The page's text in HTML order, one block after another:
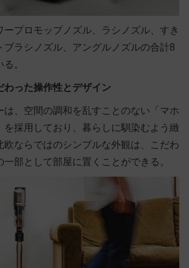
プロモップノズル、ラシノズル、すき
ブラシノズル、アングルノズルの合計8
。
わった操作性とデザイン
は、空間の調和を乱すことのない「マホ
を採用しており、暮らしに馴染むよう緻
欧ならではのシンプルな外観は、こだわ
一部として部屋に置くことができる。